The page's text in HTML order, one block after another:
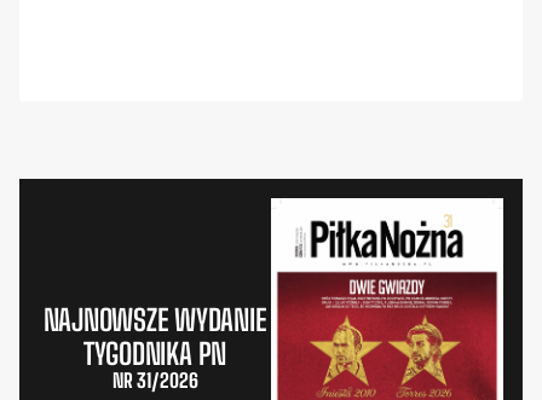
NAJNOWSZE WYDANIE
TYGODNIKA PN
NR 31/2026